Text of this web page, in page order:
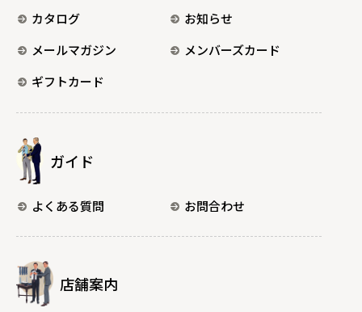
カタログ
お知らせ
メールマガジン
メンバーズカード
ギフトカード
ガイド
よくある質問 お問合わせ
店舗案内